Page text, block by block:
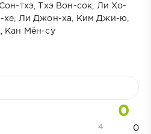
тхэ, Тхэ Вон-сок, Ли Хо-
Ли Джон-ха, Ким Джи-ю,
Кан Мён-су
0
0
4